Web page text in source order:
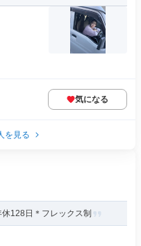
気になる
を見る
128日＊フレックス制